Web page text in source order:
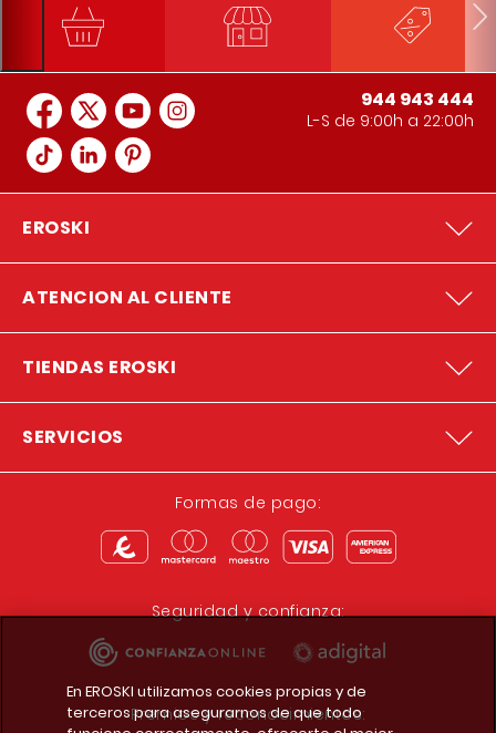
944 943 444
L-S de 9:00h a 22:00h
EROSKI
ATENCION AL CLIENTE
TIENDAS EROSKI
SERVICIOS
Formas de pago:
Seguridad y confianza:
Premios y reconocimientos:
En EROSKI utilizamos cookies propias y de
terceros para asegurarnos de que todo